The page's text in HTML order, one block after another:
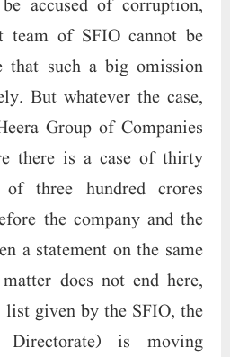
accused of corruption,
team of SFIO cannot be
that such a big omission
But whatever the case,
Group of Companies
there is a case of thirty
three hundred crores
the company and the
a statement on the same
does not end here,
given by the SFIO, the
Directorate) is moving